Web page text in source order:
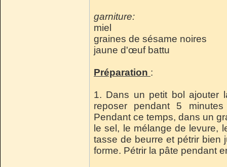
garniture:
miel
graines de sésame noires
jaune d'œuf battu
Préparation :
1. Dans un petit bol ajouter
reposer pendant 5
Pendant ce temps, dans un
le sel, le mélange de levure,
tasse de beurre et pétrir bien
forme. Pétrir la pâte pendant